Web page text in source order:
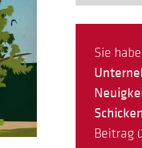
Sie
Schicken
Beitrag